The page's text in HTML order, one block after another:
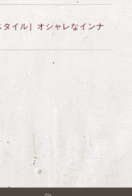
タイル］オシャレなインナ